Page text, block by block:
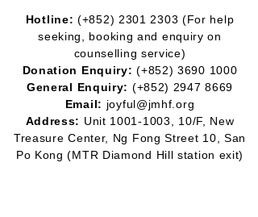
Hotline: (+852) 2301 2303 (For help
seeking, booking and enquiry on
counselling service)
Donation Enquiry: (+852)3690 1000
General Enquiry: (+852) 2947 8669
Email: joyful@jmhf.org
Address: Unit 1001-1003
, 10/F, New
Treasure Center, Ng Fong Street 10, San
Po Kong(MTR Diamond Hill station exit)